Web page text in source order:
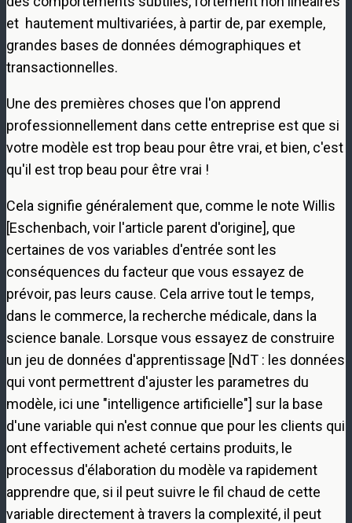
et hautement multivariées, à partir de, par exemple,
grandes bases de données démographiques et
transactionnelles.
Une des premières choses que l'on apprend
professionnellement dans cette entreprise est que si
votre modèle est trop beau pour être vrai, et bien, c'est
qu'il est trop beau pour être vrai !
Cela signifie généralement que, comme le note Willis
[Eschenbach, voir l'article parent d'origine], que
certaines de vos variables d'entrée sont les
conséquences du facteur que vous essayez de
prévoir, pas leurs cause. Cela arrive tout le temps,
dans le commerce, la recherche médicale, dans la
science banale. Lorsque vous essayez de construire
un jeu de données d'apprentissage [NdT : les données
qui vont permettrent d'ajuster les parametres du
modèle, ici une "intelligence artificielle"] sur la base
d'une variable qui n'est connue que pour les clients qui
ont effectivement acheté certains produits, le
processus d'élaboration du modèle va rapidement
apprendre que, si il peut suivre le fil chaud de cette
variable directement à travers la complexité, il peut